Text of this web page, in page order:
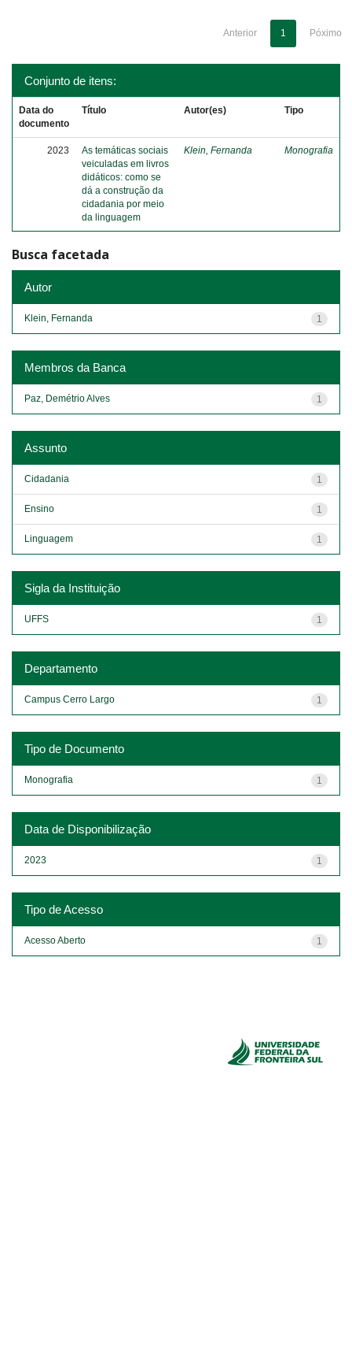
Anterior 1 Póximo
Conjunto de itens:
Data do
documento
Título Autor(es) Tipo
2023
As temáticas sociais
veiculadas em livros
didáticos: como se
dá a construção da
cidadania por meio
da linguagem
Klein, Fernanda Monografia
Busca facetada
Autor
1
Klein, Fernanda
Membros da Banca
1
Paz, Demétrio Alves
Assunto
1
Cidadania
1
Ensino
1
Linguagem
Sigla da Instituição
1
UFFS
Departamento
1
Campus Cerro Largo
Tipo de Documento
1
Monografia
Data de Disponibilização
1
2023
Tipo de Acesso
1
Acesso Aberto